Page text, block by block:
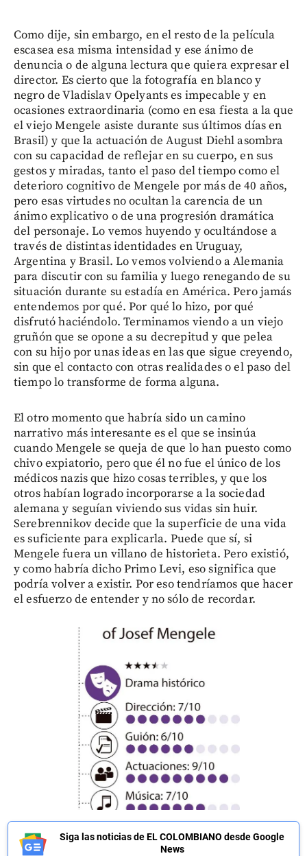
Como dije, sin embargo, en el resto de la película
escasea esa misma intensidad y ese ánimo de
denuncia o de alguna lectura que quiera expresar el
director. Es cierto que la fotografía en blanco y
negro de Vladislav Opelyants es impecable y en
ocasiones extraordinaria (como en esa fiesta a la que
el viejo Mengele asiste durante sus últimos días en
Brasil) y que la actuación de August Diehl asombra
con su capacidad de reflejar en su cuerpo, en sus
gestos y miradas, tanto el paso del tiempo como el
deterioro cognitivo de Mengele por más de 40 años,
pero esas virtudes no ocultan la carencia de un
ánimo explicativo o de una progresión dramática
del personaje. Lo vemos huyendo y ocultándose a
través de distintas identidades en Uruguay,
Argentina y Brasil. Lo vemos volviendo a Alemania
para discutir con su familia y luego renegando de su
situación durante su estadía en América. Pero jamás
entendemos por qué. Por qué lo hizo, por qué
disfrutó haciéndolo. Terminamos viendo a un viejo
gruñón que se opone a su decrepitud y que pelea
con su hijo por unas ideas en las que sigue creyendo,
sin que el contacto con otras realidades o el paso del
tiempo lo transforme de forma alguna.
El otro momento que habría sido un camino
narrativo más interesante es el que se insinúa
cuando Mengele se queja de que lo han puesto como
chivo expiatorio, pero que él no fue el único de los
médicos nazis que hizo cosas terribles, y que los
otros habían logrado incorporarse a la sociedad
alemana y seguían viviendo sus vidas sin huir.
Serebrennikov decide que la superficie de una vida
es suficiente para explicarla. Puede que sí, si
Mengele fuera un villano de historieta. Pero existió,
y como habría dicho Primo Levi, eso significa que
podría volver a existir. Por eso tendríamos que hacer
el esfuerzo de entender y no sólo de recordar.
Siga las noticias de EL COLOMBIANO desde Google
News